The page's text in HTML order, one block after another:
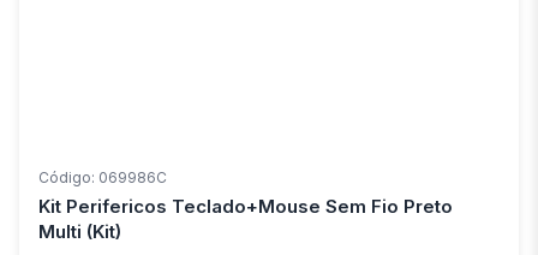
Código: 069986C
Kit Perifericos Teclado+Mouse Sem Fio Preto
Multi (Kit)